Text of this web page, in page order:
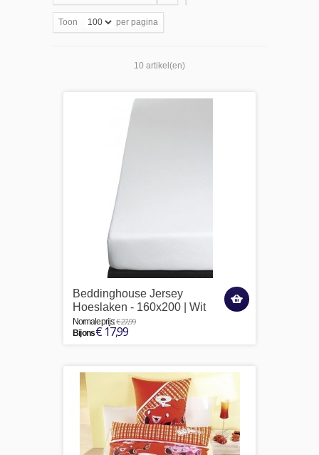
Toon per pagina
10 artikel(en)
Beddinghouse Jersey
Hoeslaken - 160x200 | Wit
Normale prijs:€ 27,99
Bij ons€ 17,99